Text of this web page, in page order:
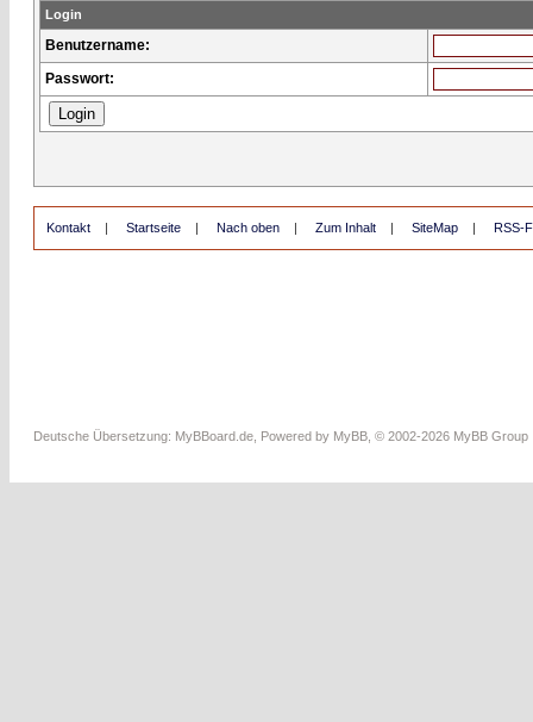
Login
Benutzername:
Passwort:
Kontakt | Startseite | Nach oben | Zum Inhalt | SiteMap | RSS-
Deutsche Übersetzung: MyBBoard.de , Powered by MyBB , © 2002-2026 MyBB Group